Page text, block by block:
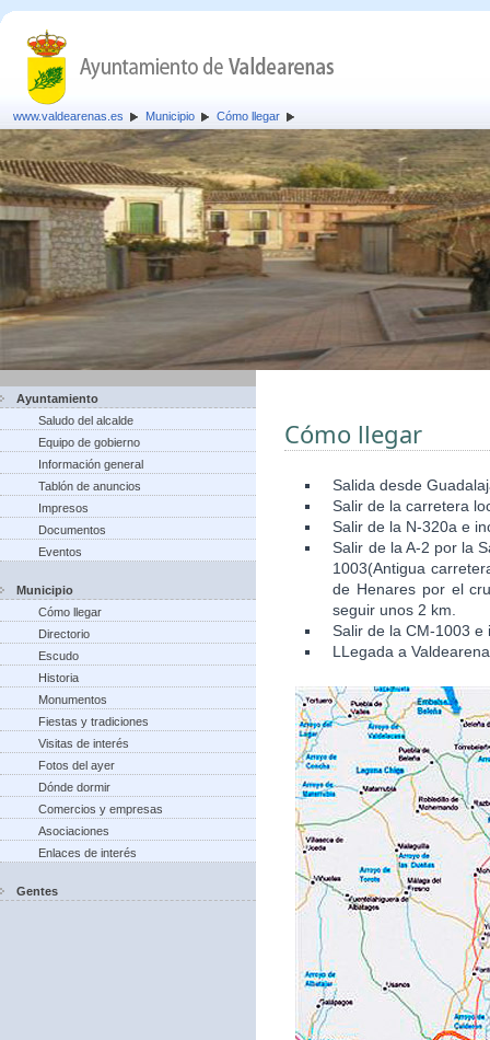
www.valdearenas.es Municipio Cómo llegar
Ayuntamiento
Saludo del alcalde
Equipo de gobierno
Información general
Tablón de anuncios
Impresos
Documentos
Eventos
Municipio
Cómo llegar
Directorio
Escudo
Historia
Monumentos
Fiestas y tradiciones
Visitas de interés
Fotos del ayer
Dónde dormir
Comercios y empresas
Asociaciones
Enlaces de interés
Gentes
Cómo llegar
Salida desde
Salir de la carretera
Salir de la N-320a e
Salir de la A-2 por la
1003(Antigua
de Henares por el
seguir unos 2 km.
Salir de la CM-1003
LLegada a